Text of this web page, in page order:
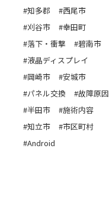
#知多郡
#西尾市
#刈谷市
#幸田町
#落下・衝撃
#碧南市
#液晶ディスプレイ
#岡崎市
#安城市
#パネル交換
#故障原因
#半田市
#施術内容
#知立市
#市区町村
#Android